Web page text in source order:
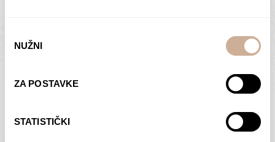
pristanka
NUŽNI
ZA POSTAVKE
STATISTIČKI
Dolac
ODABERI OPCIJE
Moreškanti – sjena
€Raspon
od
75,00 €
ODABERI OPCIJE